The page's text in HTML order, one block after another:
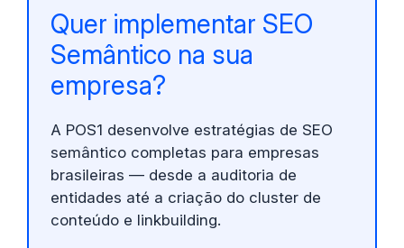
Quer implementar SEO
Semântico na sua
empresa?
A POS1 desenvolve estratégias de SEO
semântico completas para empresas
brasileiras — desde a auditoria de
entidades até a criação do cluster de
conteúdo e linkbuilding.